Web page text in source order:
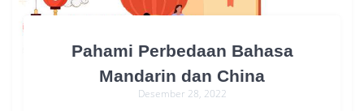
Pahami Perbedaan Bahasa
Mandarin dan China
Desember 28, 2022